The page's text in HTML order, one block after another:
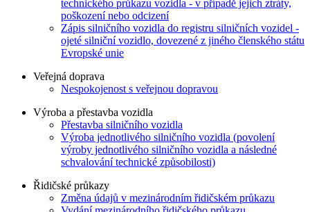
technického průkazu vozidla - v případě jejich ztráty,
poškození nebo odcizení
Zápis silničního vozidla do registru silničních vozidel -
ojeté silniční vozidlo, dovezené z jiného členského státu
Evropské unie
Veřejná doprava
Nespokojenost s veřejnou dopravou
Výroba a přestavba vozidla
Přestavba silničního vozidla
Výroba jednotlivého silničního vozidla (povolení
výroby jednotlivého silničního vozidla a následné
schvalování technické způsobilosti)
Řidičské průkazy
Změna údajů v mezinárodním řidičském průkazu